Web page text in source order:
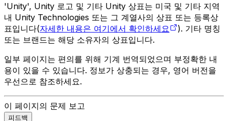
'Unity', Unity 로고 및 기타 Unity 상표는 미국 및 기타 지역
내 Unity Technologies 또는 그 계열사의 상표 또는 등록상
표입니다(자세한 내용은 여기에서 확인하세요
). 기타 명칭
또는 브랜드는 해당 소유자의 상표입니다.
일부 페이지는 편의를 위해 기계 번역되었으며 부정확한 내
용이 있을 수 있습니다. 정보가 상충되는 경우, 영어 버전을
우선으로 참조하세요.
이 페이지의 문제 보고
피드백